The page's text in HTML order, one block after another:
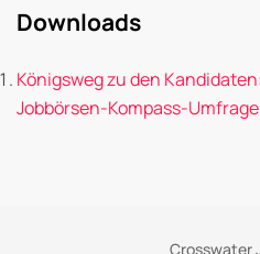
Downloads
Königsweg zu den
Jobbörsen-Kompass-Umfrage
Crosswater